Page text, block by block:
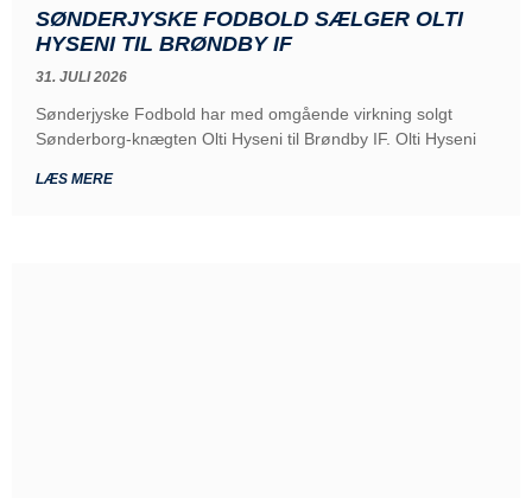
SØNDERJYSKE FODBOLD SÆLGER OLTI
HYSENI TIL BRØNDBY IF
31. JULI 2026
Sønderjyske Fodbold har med omgående virkning solgt
Sønderborg-knægten Olti Hyseni til Brøndby IF. Olti Hyseni
LÆS MERE